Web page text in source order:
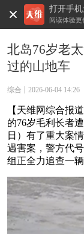
打开手
阅读体验更
北岛76岁老
过的山地车
综合 2026-06-04 14:26
【天维网综合报
的76岁毛利长者
日）有了重大案
遇害案，警方代
组正全力追查一